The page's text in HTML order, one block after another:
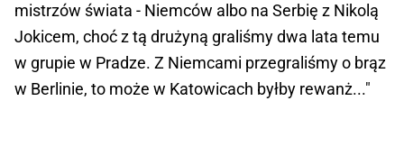
mistrzów świata - Niemców albo na Serbię z Nikolą
Jokicem, choć z tą drużyną graliśmy dwa lata temu
w grupie w Pradze. Z Niemcami przegraliśmy o brąz
w Berlinie, to może w Katowicach byłby rewanż..."